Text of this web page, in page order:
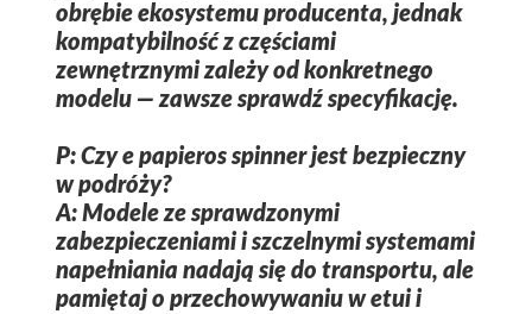
obrębie ekosystemu producenta, jednak
kompatybilność z częściami
zewnętrznymi zależy od konkretnego
modelu — zawsze sprawdź specyfikację.
P: Czy e papieros spinner jest bezpieczny
w podróży?
A: Modele ze sprawdzonymi
zabezpieczeniami i szczelnymi systemami
napełniania nadają się do transportu, ale
pamiętaj o przechowywaniu w etui i